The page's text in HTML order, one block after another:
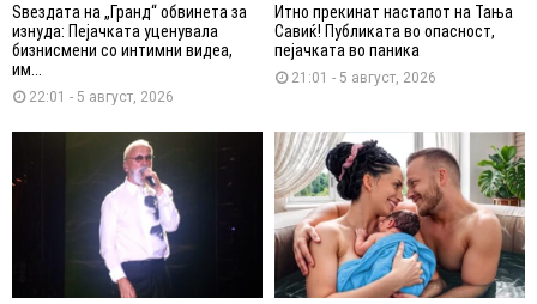
Ѕвездата на „Гранд“ обвинета за
изнуда: Пејачката уценувала
бизнисмени со интимни видеа,
им...
22:01 - 5 август, 2026
Итно прекинат настапот на Тања
Савиќ! Публиката во опасност,
пејачката во паника
21:01 - 5 август, 2026